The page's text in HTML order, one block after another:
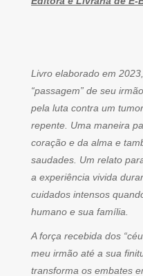
Livro elaborado em
“passagem” de seu
pela luta contra um
repente. Uma maneira
coração e da alma e
saudades. Um relato
a experiência vivida
cuidados intensos
humano e sua família.
A força recebida dos
meu irmão até a sua
transforma os embates